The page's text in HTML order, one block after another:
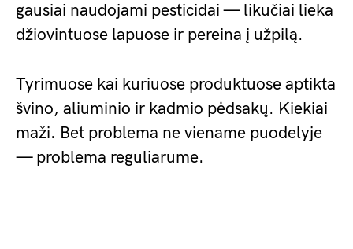
gausiai naudojami pesticidai — likučiai lieka
džiovintuose lapuose ir pereina į užpilą.
Tyrimuose kai kuriuose produktuose aptikta
švino, aliuminio ir kadmio pėdsakų. Kiekiai
maži. Bet problema ne viename puodelyje
— problema reguliarume.